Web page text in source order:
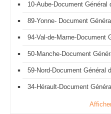
10-Aube-Document Général
89-Yonne- Document
94-Val-de-Marne-Document
50-Manche-Document
59-Nord-Document Général
34-Hérault-Document